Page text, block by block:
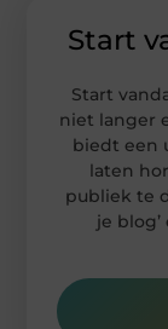
Start
Start
niet langer
biedt een
laten
publiek te
je